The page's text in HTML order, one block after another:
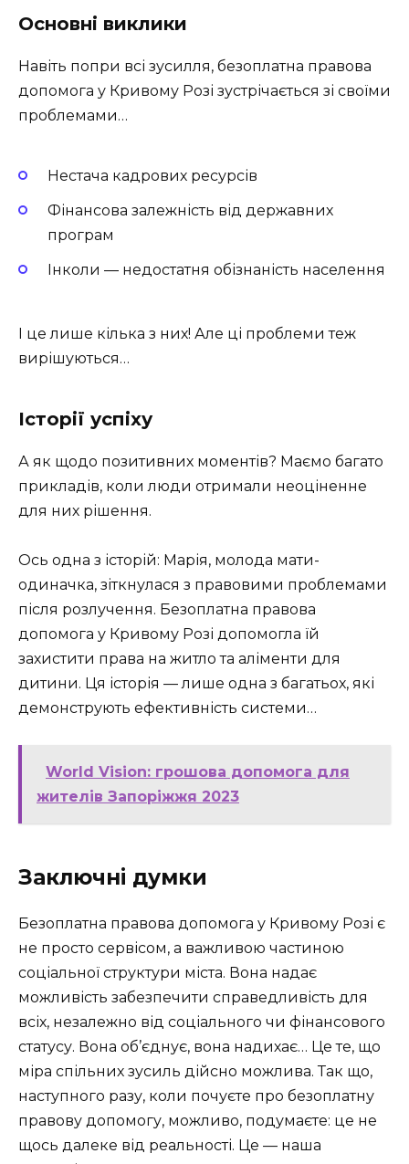
Основні виклики
Навіть попри всі зусилля, безоплатна правова
допомога у Кривому Розі зустрічається зі своїми
проблемами…
Нестача кадрових ресурсів
Фінансова залежність від державних
програм
Інколи — недостатня обізнаність населення
І це лише кілька з них! Але ці проблеми теж
вирішуються…
Історії успіху
А як щодо позитивних моментів? Маємо багато
прикладів, коли люди отримали неоціненне
для них рішення.
Ось одна з історій: Марія, молода мати-
одиначка, зіткнулася з правовими проблемами
після розлучення. Безоплатна правова
допомога у Кривому Розі допомогла їй
захистити права на житло та аліменти для
дитини. Ця історія — лише одна з багатьох, які
демонструють ефективність системи…
World Vision: грошова допомога для
жителів Запоріжжя 2023
Заключні думки
Безоплатна правова допомога у Кривому Розі є
не просто сервісом, а важливою частиною
соціальної структури міста. Вона надає
можливість забезпечити справедливість для
всіх, незалежно від соціального чи фінансового
статусу. Вона об’єднує, вона надихає… Це те, що
міра спільних зусиль дійсно можлива. Так що,
наступного разу, коли почуєте про безоплатну
правову допомогу, можливо, подумаєте: це не
щось далеке від реальності. Це — наша